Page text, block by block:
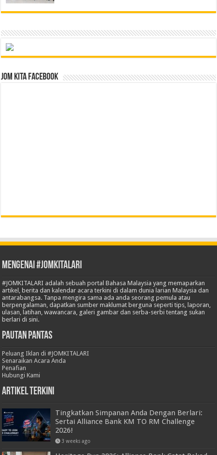
Jom Kita Facebook
Mengenai #JOMKITALARI
#JOMKITALARI adalah sebuah portal Bahasa Malaysia yang memaparkan
artikel, berita dan kalendar acara terkini di dalam dunia larian Malaysia dan
antarabangsa. Tanpa mengira sama ada anda seorang pemula atau
berpengalaman, dapatkan sumber maklumat berguna seperti tips, laporan,
ulasan, latihan, wawancara, galeri gambar dan serba-serbi tentang sukan
berlari di sini.
Pautan Pantas
Peluang Iklan di #JOMKITALARI
Senaraikan Acara Anda
Penafian
Hubungi Kami
Artikel Terkini
Tingkatkan Simpanan Anda Dengan Berlari:
Sertai Alliance Bank KM TO RM Challenge
2026!
3 weeks ago